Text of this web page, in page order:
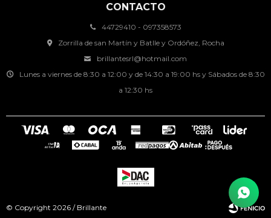
CONTACTO
44729410 - 097358573
Zorrilla de san Martín y Batlle y Ordóñez, Rocha
brillantesrl@hotmail.com
Lunes a viernes de 8:30 a 12:00 y de 14:30 a 19:00 hs y Sábados de 8:30
a 12:30 hs
© Copyright 2026 / Brillante